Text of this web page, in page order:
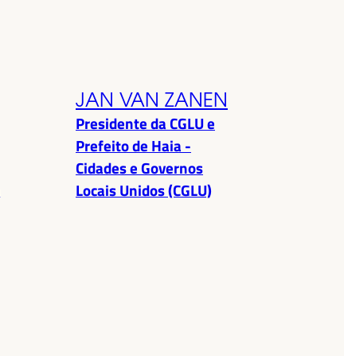
JAN VAN ZANEN
Presidente da CGLU e
Prefeito de Haia -
Cidades e Governos
Locais Unidos (CGLU)